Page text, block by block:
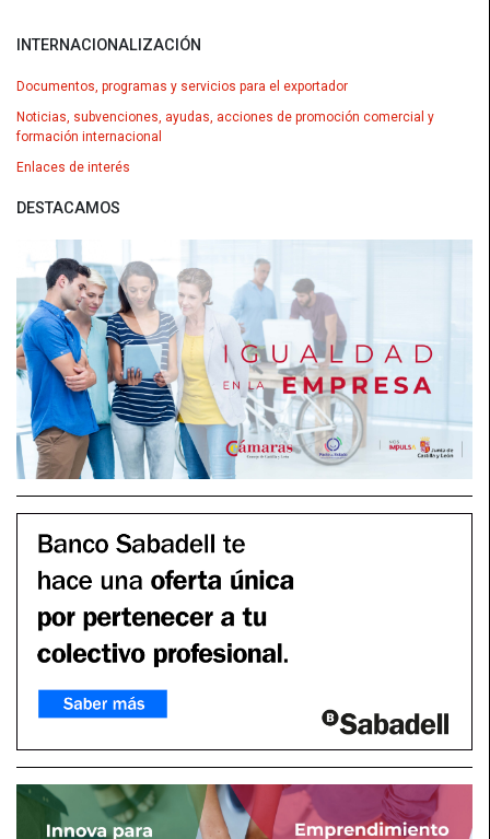
INTERNACIONALIZACIÓN
Documentos, programas y servicios para el exportador
Noticias, subvenciones, ayudas, acciones de promoción comercial y
formación internacional
Enlaces de interés
DESTACAMOS